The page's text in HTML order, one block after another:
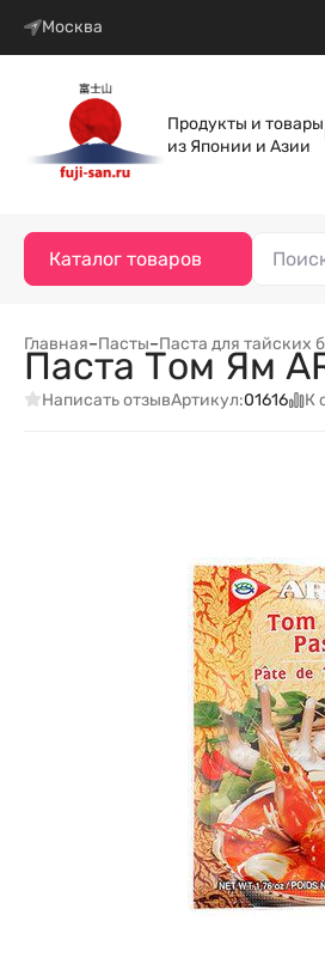
Москва
Продукты и товары
из Японии и Азии
Каталог товаров
Главная–Пасты–Паста для тайских
Паста Том Ям
Написать отзывАртикул:01616 К